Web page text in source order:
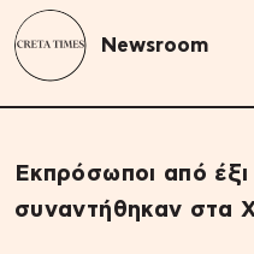
Newsroom
Εκπρόσωποι από
συναντήθηκαν στα